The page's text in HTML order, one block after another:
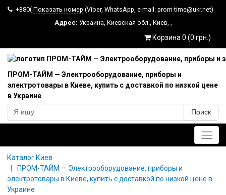
+380( Показать номер (Viber, WhatsApp, e-mail: prom-time@ukr.net)
Адрес: Украина, Киевская обл., Киев, ,
Корзина 0 (0 грн.)
ПРОМ-ТАЙМ — Электрооборудование, приборы и
электротовары в Киеве, купить с доставкой по низкой цене
в Украине
Поиск
Каталог Киев
ПРОМ-ТАЙМ — Электрооборудование, приборы и
электротовары в Киеве, купить с доставкой по низкой цене в
Украине